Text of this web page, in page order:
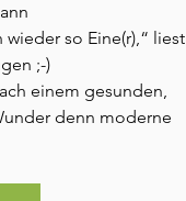
wieder so Eine(r),“ liest
;-)
einem gesunden,
denn moderne